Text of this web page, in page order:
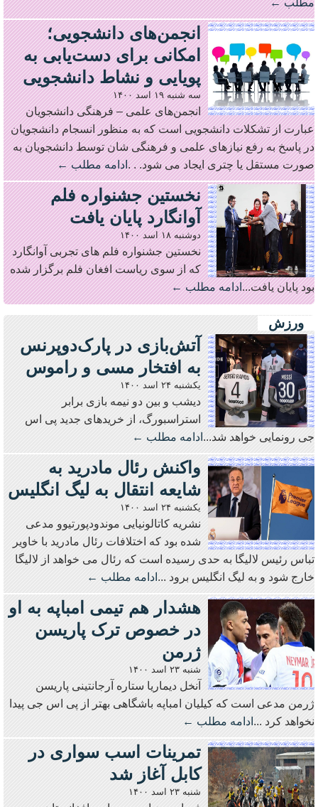
مطلب ←
انجمن‌های دانشجویی؛
امکانی برای دست‌یابی به
پویایی و نشاط دانشجویی
سه شنبه ۱۹ اسد ۱۴۰۰
انجمن‌های علمی – فرهنگی دانشجویان
عبارت از تشکلات دانشجویی است که به منظور انسجام دانشجویان
در پاسخ به رفع نیازهای علمی و فرهنگی شان توسط دانشجویان به
صورت مستقل یا چتری ایجاد می شود. . .ادامه مطلب ←
نخستین جشنواره فلم
آوانگارد پایان یافت
دوشنبه ۱۸ اسد ۱۴۰۰
نخستین جشنواره فلم های تجربی آوانگارد
که از سوی ریاست افغان فلم برگزار شده
بود پایان یافت...ادامه مطلب ←
ورزش
آتش‌بازی در پارک‌دوپرنس
به افتخار مسی و راموس
یکشنبه ۲۴ اسد ۱۴۰۰
دیشب و بین دو نیمه بازی برابر
استراسبورگ، از خریدهای جدید پی اس
جی رونمایی خواهد شد... ادامه مطلب ←
واکنش رئال مادرید به
شایعه انتقال به لیگ انگلیس
یکشنبه ۲۴ اسد ۱۴۰۰
نشریه کاتالونیایی موندودپورتیوو مدعی
شده بود که اختلافات رئال مادرید با خاویر
تباس رئیس لالیگا به حدی رسیده است که رئال می خواهد از لالیگا
خارج شود و به لیگ انگلیس برود ... ادامه مطلب ←
هشدار هم تیمی امباپه به او
در خصوص ترک پاریسن
ژرمن
شنبه ۲۳ اسد ۱۴۰۰
آنخل دیماریا ستاره آرجانتینی پاریسن
ژرمن مدعی است که کیلیان امباپه باشگاهی بهتر از پی اس جی پیدا
نخواهد کرد ... ادامه مطلب ←
تمرینات اسب سواری در
کابل آغاز شد
شنبه ۲۳ اسد ۱۴۰۰